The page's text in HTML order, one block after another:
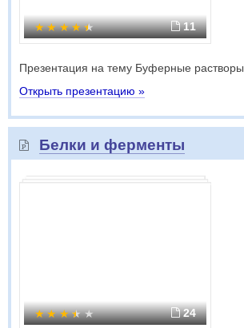
11
Презентация на тему Буферные растворы
Открыть презентацию »
Белки и ферменты
24